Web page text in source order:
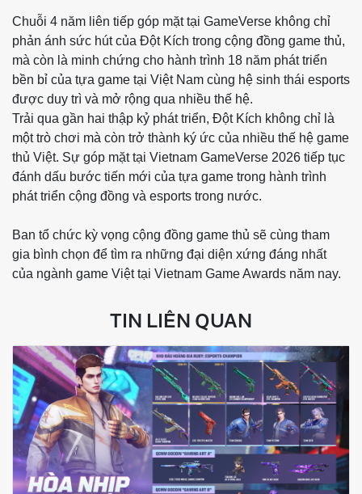
Chuỗi 4 năm liên tiếp góp mặt tại GameVerse không chỉ
phản ánh sức hút của Đột Kích trong cộng đồng game thủ,
mà còn là minh chứng cho hành trình 18 năm phát triển
bền bỉ của tựa game tại Việt Nam cùng hệ sinh thái esports
được duy trì và mở rộng qua nhiều thế hệ.
Trải qua gần hai thập kỷ phát triển, Đột Kích không chỉ là
một trò chơi mà còn trở thành ký ức của nhiều thế hệ game
thủ Việt. Sự góp mặt tại Vietnam GameVerse 2026 tiếp tục
đánh dấu bước tiến mới của tựa game trong hành trình
phát triển cộng đồng và esports trong nước.
Ban tổ chức kỳ vọng cộng đồng game thủ sẽ cùng tham
gia bình chọn để tìm ra những đại diện xứng đáng nhất
của ngành game Việt tại Vietnam Game Awards năm nay.
TIN LIÊN QUAN